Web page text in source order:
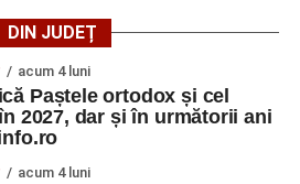
DIN JUDEȚ
acum 4 luni
Paștele ortodox și cel
2027, dar și în următorii ani
acum 4 luni